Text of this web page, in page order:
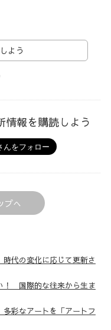
よう
情報を購読しよう
プへ
代の変化に応じて更新さ
！ 国際的な往来から生ま
彩なアートを「アートフ